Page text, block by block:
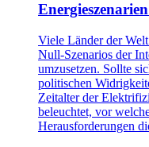
Viele Länder der
Null-Szenarios der
umzusetzen. Sollte
politischen
Zeitalter der
beleuchtet, vor
Herausforderungen